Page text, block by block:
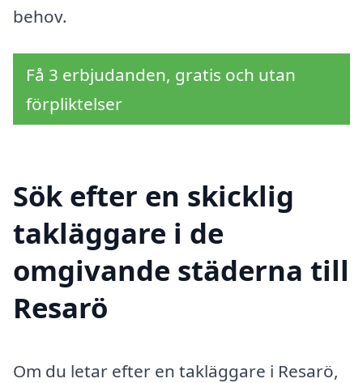
behov.
Få 3 erbjudanden, gratis och utan
förpliktelser
Sök efter en skicklig
takläggare i de
omgivande städerna till
Resarö
Om du letar efter en takläggare i Resarö,